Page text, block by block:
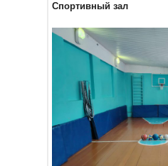
Спортивный зал